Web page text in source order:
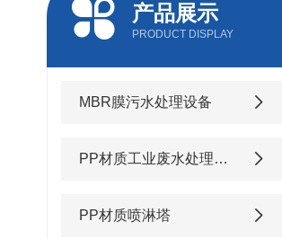
产品展示
PRODUCT DISPLAY
MBR膜污水处理设备
PP材质工业废水处理设备
PP材质喷淋塔